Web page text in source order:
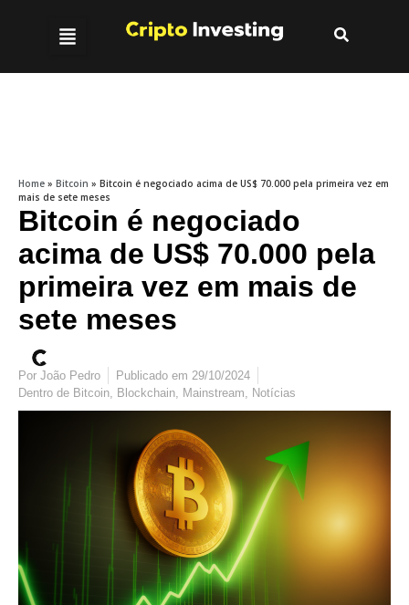
Home » Bitcoin » Bitcoin é negociado acima de US$ 70.000 pela primeira vez em
mais de sete meses
Bitcoin é negociado
acima de US$ 70.000 pela
primeira vez em mais de
sete meses
Por João Pedro Publicado em 29/10/2024
Dentro de Bitcoin, Blockchain, Mainstream, Notícias